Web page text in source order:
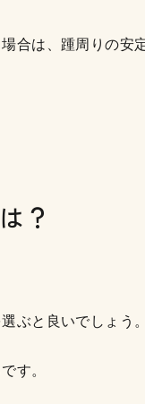
合は、踵周りの安
？
ぶと良いでしょう
す。